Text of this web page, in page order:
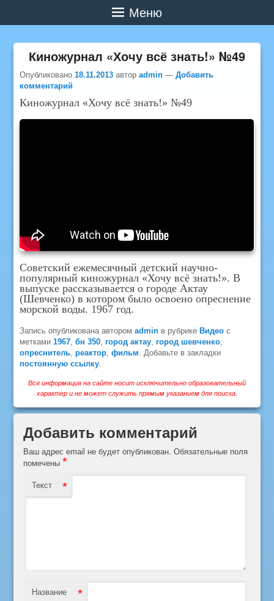
Меню
Киножурнал «Хочу всё знать!» №49
Опубликовано18.11.2013 авторadmin —Добавить
комментарий
Киножурнал «Хочу всё знать!» №49
Советский ежемесячный детский научно-
популярный киножурнал «Хочу всё знать!». В
выпуске рассказывается о городе Актау
(Шевченко) в котором было освоено опреснение
морской воды. 1967 год.
Запись опубликована авторомadmin в рубрикеВидео с
метками1967 ,бн 350 город актау город шевченко
опреснитель ,реактор ,фильм . Добавьте в закладки
постоянную ссылку
Вся информация на сайте носит исключительно образовательный
характер и не может служить прямым указанием для поиска.
Добавить комментарий
Ваш адрес email не будет опубликован. Обязательные поля
помечены*
Текст *
Название *